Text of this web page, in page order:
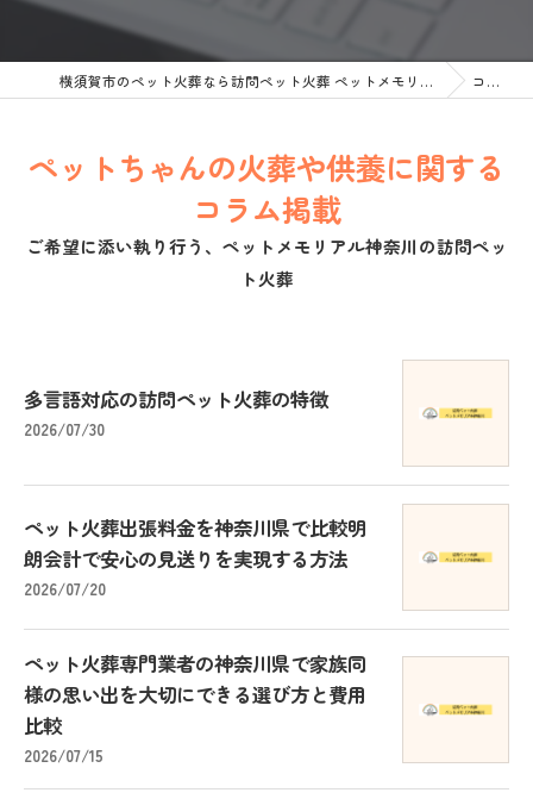
横須賀市のペット火葬なら訪問ペット火葬 ペットメモリアル神奈川 コラム
ペットちゃんの火葬や供養に関する
コラム掲載
ご希望に添い執り行う、ペットメモリアル神奈川の訪問ペッ
ト火葬
多言語対応の訪問ペット火葬の特徴
2026/07/30
ペット火葬出張料金を神奈川県で比較明
朗会計で安心の見送りを実現する方法
2026/07/20
ペット火葬専門業者の神奈川県で家族同
様の思い出を大切にできる選び方と費用
比較
2026/07/15